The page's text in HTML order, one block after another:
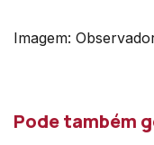
Imagem:
Pode também